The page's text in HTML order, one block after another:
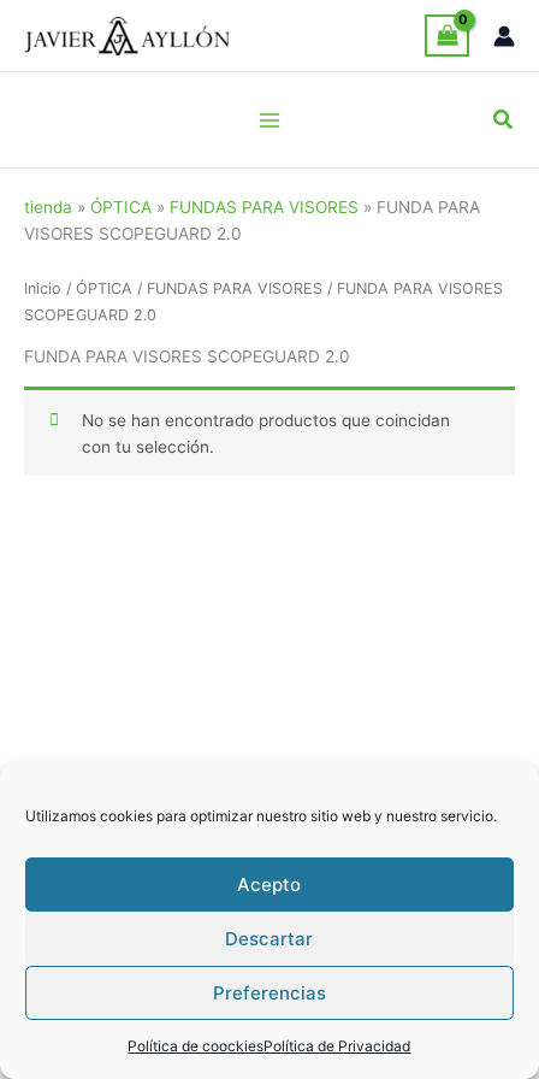
Utilizamos cookies para optimizar nuestro sitio web y nuestro servicio.
Acepto
Descartar
Preferencias
Política de coockiesPolítica de Privacidad
tienda » ÓPTICA » FUNDAS PARA VISORES » FUNDA PARA
VISORES SCOPEGUARD 2.0
Inicio / ÓPTICA / FUNDAS PARA VISORES / FUNDA PARA VISORES
SCOPEGUARD 2.0
FUNDA PARA VISORES SCOPEGUARD 2.0
No se han encontrado productos que coincidan
con tu selección.
Copyright © 2026 Guarnicionería Javier Ayllón. Todos los derechos
reservados.